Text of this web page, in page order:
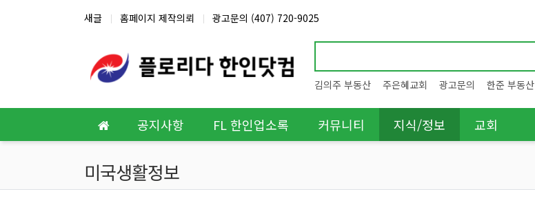
새글 홈페이지 제작의뢰 광고문의 (407) 720-9025
김의주 부동산 주은혜교회 광고문의 한준 부동산
공지사항 FL 한인업소록 커뮤니티 지식/정보 교회
미국생활정보